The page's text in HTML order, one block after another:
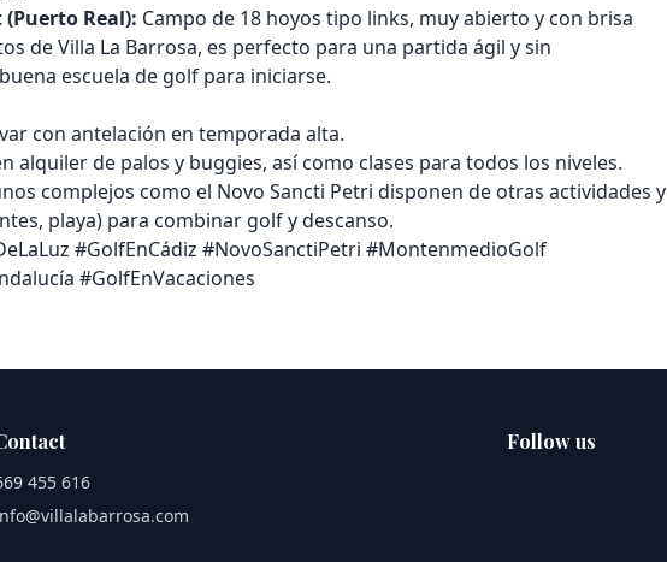
Real): Campo de 18 hoyos tipo links, muy abierto y con brisa
de Villa La Barrosa, es perfecto para una partida ágil y sin
escuela de golf para iniciarse.
con antelación en temporada alta.
alquiler de palos y buggies, así como clases para todos los niveles.
complejos como el Novo Sancti Petri disponen de otras actividades y
playa) para combinar golf y descanso.
#GolfEnCádiz #NovoSanctiPetri #MontenmedioGolf
#GolfEnVacaciones
455 616
Follow us